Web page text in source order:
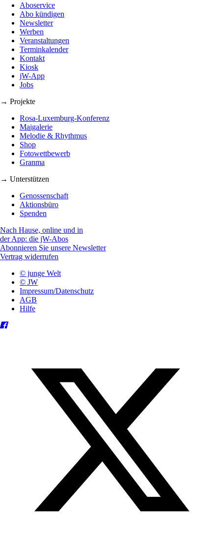
Aboservice
Abo kündigen
Newsletter
Werben
Veranstaltungen
Terminkalender
Kontakt
Kiosk
jW-App
Jobs
→ Projekte
Rosa-Luxemburg-Konferenz
Maigalerie
Melodie & Rhythmus
Shop
Fotowettbewerb
Granma
→ Unterstützen
Genossenschaft
Aktionsbüro
Spenden
Nach Hause, online und in
der App: die jW-Abos
Abonnieren Sie unsere Newsletter
Vertrag widerrufen
© junge Welt
© JW
Impressum/Datenschutz
AGB
Hilfe